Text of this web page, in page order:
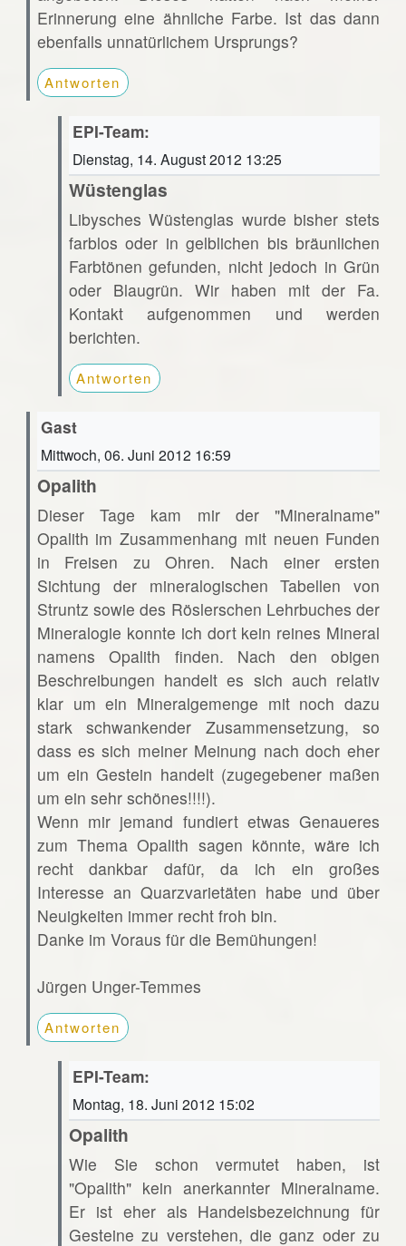
Erinnerung eine ähnliche Farbe. Ist das dann
ebenfalls unnatürlichem Ursprungs?
Antworten
EPI-Team:
Dienstag, 14. August 2012 13:25
Wüstenglas
Libysches Wüstenglas wurde bisher stets
farblos oder in gelblichen bis bräunlichen
Farbtönen gefunden, nicht jedoch in Grün
oder Blaugrün. Wir haben mit der Fa.
Kontakt aufgenommen und werden
berichten.
Antworten
Gast
Mittwoch, 06. Juni 2012 16:59
Opalith
Dieser Tage kam mir der "Mineralname"
Opalith im Zusammenhang mit neuen Funden
in Freisen zu Ohren. Nach einer ersten
Sichtung der mineralogischen Tabellen von
Struntz sowie des Röslerschen Lehrbuches der
Mineralogie konnte ich dort kein reines Mineral
namens Opalith finden. Nach den obigen
Beschreibungen handelt es sich auch relativ
klar um ein Mineralgemenge mit noch dazu
stark schwankender Zusammensetzung, so
dass es sich meiner Meinung nach doch eher
um ein Gestein handelt (zugegebener maßen
um ein sehr schönes!!!!).
Wenn mir jemand fundiert etwas Genaueres
zum Thema Opalith sagen könnte, wäre ich
recht dankbar dafür, da ich ein großes
Interesse an Quarzvarietäten habe und über
Neuigkeiten immer recht froh bin.
Danke im Voraus für die Bemühungen!
Jürgen Unger-Temmes
Antworten
EPI-Team:
Montag, 18. Juni 2012 15:02
Opalith
Wie Sie schon vermutet haben, ist
"Opalith" kein anerkannter Mineralname.
Er ist eher als Handelsbezeichnung für
Gesteine zu verstehen, die ganz oder zu